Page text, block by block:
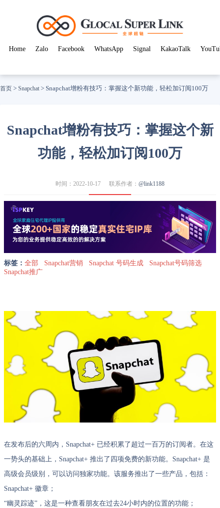
Home Zalo Facebook WhatsApp Signal KakaoTalk
首页 > Snapchat > Snapchat增粉有技巧：掌握这个新功能，轻松加订阅100万
Snapchat增粉有技巧：掌握这个新
功能，轻松加订阅100万
时间：2022-10-17 联系作者： @link1188
标签： 全部 Snapchat营销 Snapchat 号码生成
Snapchat号码筛选
Snapchat推广
在发布后的六周内，Snapchat+ 已经积累了超过一百万的订阅者。在这
一势头的基础上，Snapchat+ 推出了四项免费的新功能。Snapchat+ 是
高级会员级别，可以访问独家功能。该服务推出了一些产品，包括：
Snapchat+ 徽章；
“幽灵踪迹”，这是一种查看朋友在过去24小时内的位置的功能；